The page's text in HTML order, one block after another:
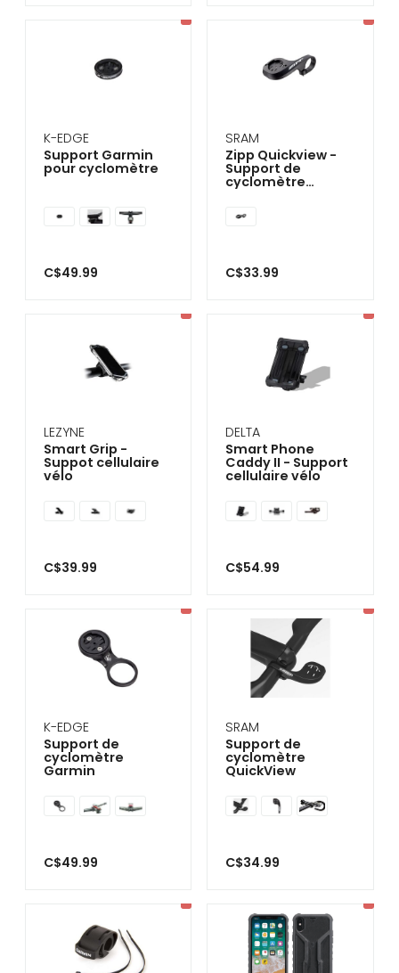
K-EDGE
Support Garmin
pour cyclomètre
C$49.99
SRAM
Zipp Quickview -
Support de
cyclomètre
Garmin Edge
C$33.99
LEZYNE
Smart Grip -
Suppot cellulaire
vélo
C$39.99
DELTA
Smart Phone
Caddy II - Support
cellulaire vélo
C$54.99
K-EDGE
Support de
cyclomètre
Garmin
C$49.99
SRAM
Support de
cyclomètre
QuickView
C$34.99